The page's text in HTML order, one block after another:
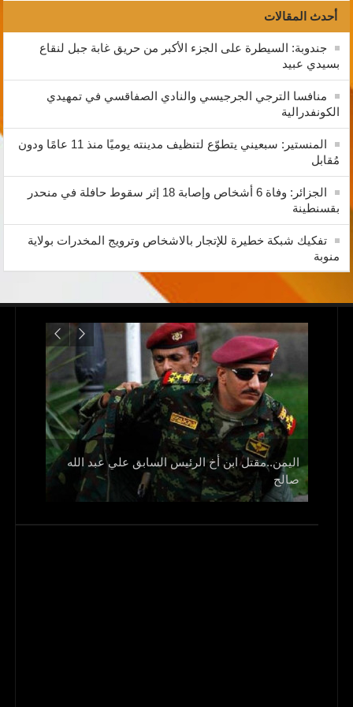
أحدث المقالات
جندوبة: السيطرة على الجزء الأكبر من حريق غابة جبل لنقاع
بسيدي عبيد
منافسا الترجي الجرجيسي والنادي الصفاقسي في تمهيدي
الكونفدرالية
المنستير: سبعيني يتطوّع لتنظيف مدينته يوميًا منذ 11 عامًا ودون
مُقابل
الجزائر: وفاة 6 أشخاص وإصابة 18 إثر سقوط حافلة في منحدر
بقسنطينة
تفكيك شبكة خطيرة للإتجار بالاشخاص وترويج المخدرات بولاية
منوبة
اليمن..مقتل ابن أخ الرئيس السابق علي عبد الله
صالح